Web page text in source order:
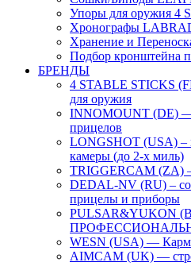
Упоры для оружия 4
Хронографы
Хранение и
Подбор кронштейна
БРЕНДЫ
4 STABLE STICKS
для оружия
INNOMOUNT (DE)
прицелов
LONGSHOT (USA) –
камеры (до 2-х миль)
TRIGGERCAM (ZA)
DEDAL-NV (RU) –
прицелы и приборы
PULSAR&YUKON
WESN (USA) —
AIMCAM (UK) —